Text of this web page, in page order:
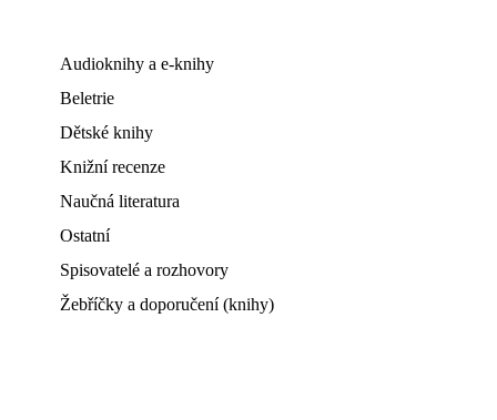
Audioknihy a e-knihy
Beletrie
Dětské knihy
Knižní recenze
Naučná literatura
Ostatní
Spisovatelé a rozhovory
Žebříčky a doporučení (knihy)